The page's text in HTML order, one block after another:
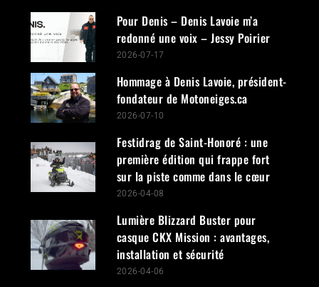
Pour Denis – Denis Lavoie m’a
redonné une voix – Jessy Poirier
2026-07-17
Hommage à Denis Lavoie, président-
fondateur de Motoneiges.ca
2026-07-10
Festidrag de Saint-Honoré : une
première édition qui frappe fort
sur la piste comme dans le cœur
2026-04-08
Lumière Blizzard Buster pour
casque CKX Mission : avantages,
installation et sécurité
2026-04-06